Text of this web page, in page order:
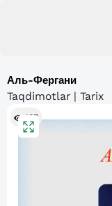
Аль-Фергани
Taqdimotlar | Tarix
107